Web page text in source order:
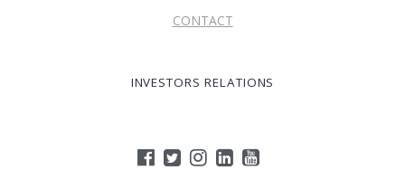
CONTACT
INVESTORS RELATIONS